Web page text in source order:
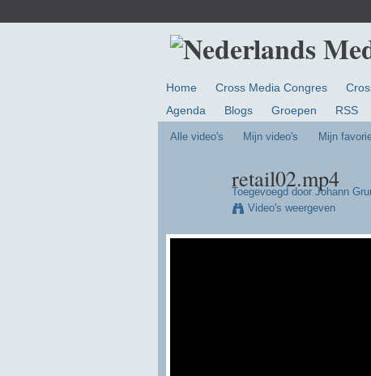
Home Cross Media Congres
Agenda
Blogs Groepen RSS
Alle video's Mijn video's Mijn
retail02.mp4
Toegevoegd door Johann
Video's weergeven